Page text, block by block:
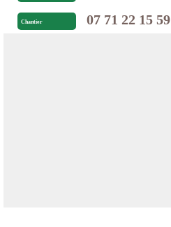
Chantier 07 71 22 15 59